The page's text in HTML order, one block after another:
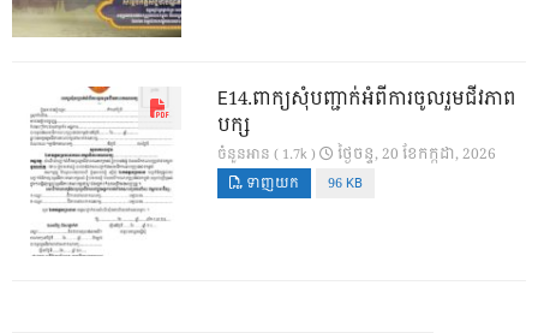
E14.ពាក្យសុំបញ្ជាក់អំពីការចូលរួមជីវភាព
បក្ស
ចំនួនអាន ( 1.7k ) ថ្ងៃ​ចន្ទ, 20 ខែ​កក្កដា, 2026
ទាញយក 96 KB